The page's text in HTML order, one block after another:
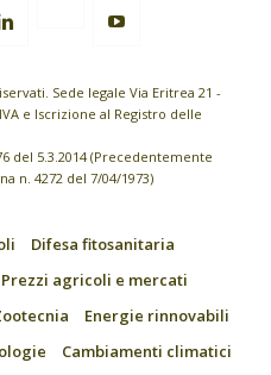
Sede legale Via Eritrea 21 -
e Iscrizione al Registro delle
del 5.3.2014 (Precedentemente
n. 4272 del 7/04/1973)
Difesa fitosanitaria
Prezzi agricoli e mercati
Energie rinnovabili
Cambiamenti climatici